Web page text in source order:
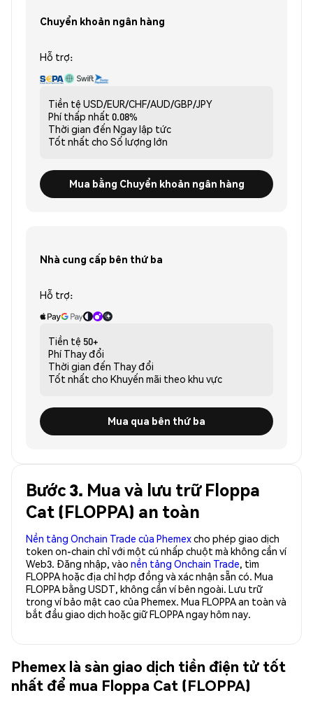
Chuyển khoản ngân hàng
Hỗ trợ:
Tiền tệ USD/EUR/CHF/AUD/GBP/JPY
Phí thấp nhất 0.08%
Thời gian đến Ngay lập tức
Tốt nhất cho Số lượng lớn
Mua bằng Chuyển khoản ngân hàng
Nhà cung cấp bên thứ ba
Hỗ trợ:
Tiền tệ 50+
Phí Thay đổi
Thời gian đến Thay đổi
Tốt nhất cho Khuyến mãi theo khu vực
Mua qua bên thứ ba
Bước 3. Mua và lưu trữ Floppa
Cat (FLOPPA) an toàn
Nền tảng Onchain Trade của Phemexcho phép giao dịch
token on-chain chỉ với một cú nhấp chuột mà không cần ví
Web3. Đăng nhập, vào nền tảng Onchain Trade, tìm
FLOPPA hoặc địa chỉ hợp đồng và xác nhận sẵn có. Mua
FLOPPA bằng USDT, không cần ví bên ngoài. Lưu trữ
trong ví bảo mật cao của Phemex. Mua FLOPPA an toàn và
bắt đầu giao dịch hoặc giữ FLOPPA ngay hôm nay.
Phemex là sàn giao dịch tiền điện tử tốt
nhất để mua Floppa Cat (FLOPPA)